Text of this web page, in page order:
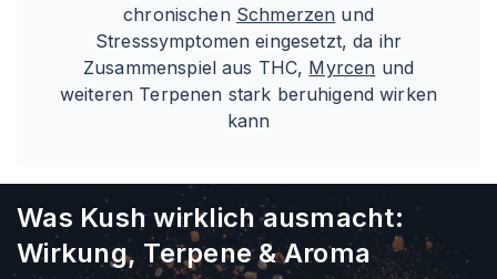
chronischen Schmerzen und
Stresssymptomen eingesetzt, da ihr
Zusammenspiel aus THC, Myrcen und
weiteren Terpenen stark beruhigend wirken
kann
Was Kush wirklich ausmacht:
Wirkung, Terpene & Aroma